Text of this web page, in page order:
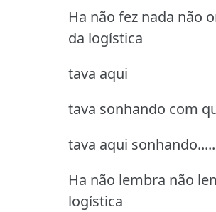
Ha não fez nada não
da logística
tava aqui
tava sonhando com
tava aqui
Ha não lembra não
logística